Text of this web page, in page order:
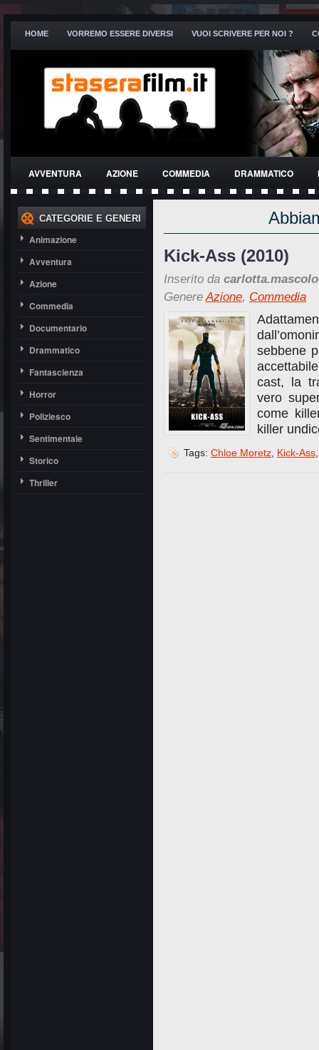
HOME VORREMO ESSERE DIVERSI VUOI SCRIVERE PER NOI ?
AVVENTURA AZIONE COMMEDIA DRAMMATICO
THRILLER
CATEGORIE E GENERI
Animazione
Avventura
Azione
Commedia
Documentario
Drammatico
Fantascienza
Horror
Poliziesco
Sentimentale
Storico
Thriller
Kick-Ass (2010)
Inserito da carlotta.mascolo
GenereAzione, Commedia
sebbene
cast, la
vero
come
killer
Tags: Chloe Moretz Kick-Ass